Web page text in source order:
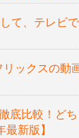
て、テレビ
ックスの動
底比較！ど
新版】